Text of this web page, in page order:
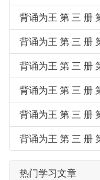
背诵为王 第 三 册
背诵为王 第 三 册
背诵为王 第 三 册
背诵为王 第 三 册
背诵为王 第 三 册
背诵为王 第 三 册
热门学习文章